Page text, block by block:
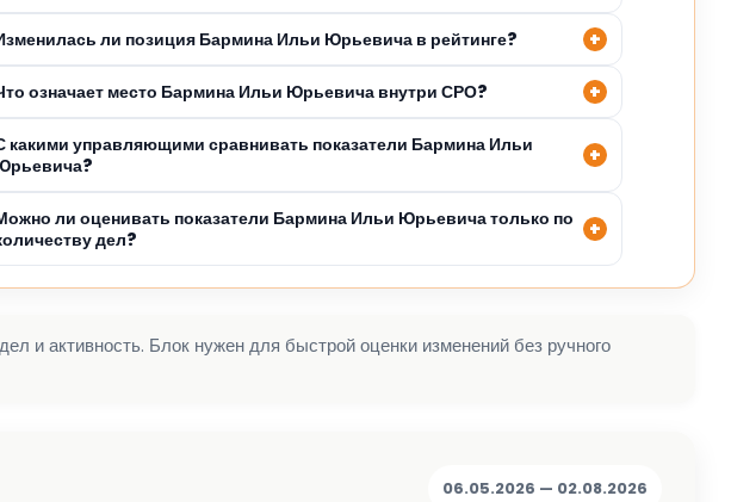
ли позиция Бармина Ильи Юрьевича в рейтинге?
означает место Бармина Ильи Юрьевича внутри СРО?
какими управляющими сравнивать показатели Бармина Ильи
ли оценивать показатели Бармина Ильи Юрьевича только по
дел?
и активность. Блок нужен для быстрой оценки изменений без ручного
06.05.2026 — 02.08.2026